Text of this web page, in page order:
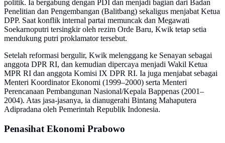
politik. Ia bergabung dengan PDI dan menjadi bagian dari Badan
Penelitian dan Pengembangan (Balitbang) sekaligus menjabat Ketua
DPP. Saat konflik internal partai memuncak dan Megawati
Soekarnoputri tersingkir oleh rezim Orde Baru, Kwik tetap setia
mendukung putri proklamator tersebut.
Setelah reformasi bergulir, Kwik melenggang ke Senayan sebagai
anggota DPR RI, dan kemudian dipercaya menjadi Wakil Ketua
MPR RI dan anggota Komisi IX DPR RI. Ia juga menjabat sebagai
Menteri Koordinator Ekonomi (1999–2000) serta Menteri
Perencanaan Pembangunan Nasional/Kepala Bappenas (2001–
2004). Atas jasa-jasanya, ia dianugerahi Bintang Mahaputera
Adipradana oleh Pemerintah Republik Indonesia.
Penasihat Ekonomi Prabowo